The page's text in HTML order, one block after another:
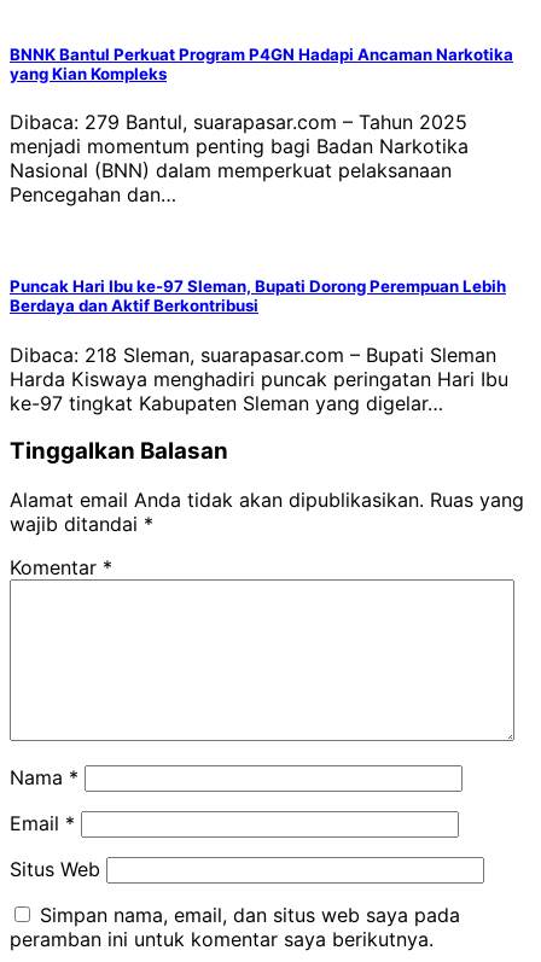
BNNK Bantul Perkuat Program P4GN Hadapi Ancaman Narkotika
yang Kian Kompleks
Dibaca: 279 Bantul, suarapasar.com – Tahun 2025
menjadi momentum penting bagi Badan Narkotika
Nasional (BNN) dalam memperkuat pelaksanaan
Pencegahan dan…
Puncak Hari Ibu ke-97 Sleman, Bupati Dorong Perempuan Lebih
Berdaya dan Aktif Berkontribusi
Dibaca: 218 Sleman, suarapasar.com – Bupati Sleman
Harda Kiswaya menghadiri puncak peringatan Hari Ibu
ke-97 tingkat Kabupaten Sleman yang digelar…
Tinggalkan Balasan
Alamat email Anda tidak akan dipublikasikan. Ruas yang
wajib ditandai *
Komentar *
Nama *
Email *
Situs Web
Simpan nama, email, dan situs web saya pada
peramban ini untuk komentar saya berikutnya.